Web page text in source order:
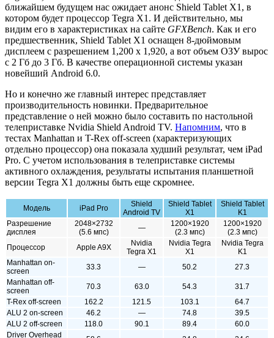
ближайшем будущем нас ожидает анонс Shield Tablet X1, в
котором будет процессор Tegra X1. И действительно, мы
видим его в характеристиках на сайте GFXBench. Как и его
предшественник, Shield Tablet X1 оснащен 8-дюймовым
дисплеем с разрешением 1,200 x 1,920, а вот объем ОЗУ вырос
с 2 Гб до 3 Гб. В качестве операционной системы указан
новейший Android 6.0.
Но и конечно же главный интерес представляет
производительность новинки. Предварительное
представление о ней можно было составить по настольной
телеприставке Nvidia Shield Android TV. Напомним, что в
тестах Manhattan и T-Rex off-screen (характеризующих
отдельно процессор) она показала худший результат, чем iPad
Pro. С учетом использования в телеприставке системы
активного охлаждения, результаты испытания планшетной
версии Tegra X1 должны быть еще скромнее.
Модель iPad Pro
Shield
Android TV
Shield Tablet
X1
Shield Tablet
K1
Разрешение
дисплея
2048×2732
(5.6 мпс)
—
1200×1920
(2.3 мпс)
1200×1920
(2.3 мпс)
Процессор
Apple A9X
Nvidia
Tegra X1
Nvidia Tegra
X1
Nvidia Tegra
K1
Manhattan on-
screen
33.3 — 50.2
27.3
Manhattan off-
screen
70.3 63.0 54.3
31.7
T-Rex off-screen
162.2 121.5 103.1
64.7
ALU 2 on-screen
46.2 — 74.8
39.5
ALU 2 off-screen
118.0 90.1 89.4
60.0
Driver Overhead